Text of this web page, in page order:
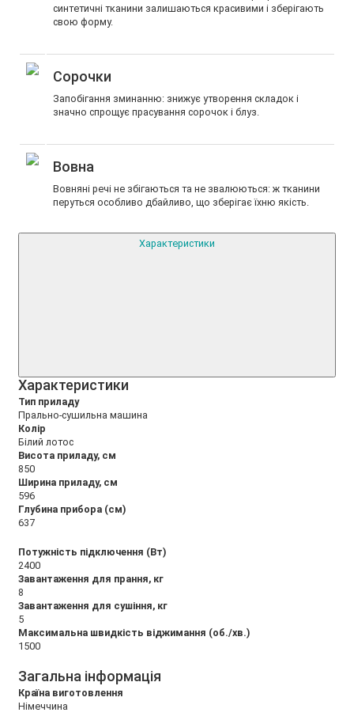
синтетичні тканини залишаються красивими і зберігають
свою форму.
Сорочки
Запобігання зминанню: знижує утворення складок і
значно спрощує прасування сорочок і блуз.
Вовна
Вовняні речі не збігаються та не звалюються: ж тканини
перуться особливо дбайливо, що зберігає їхню якість.
Xарактеристики
Тип приладу
Прально-сушильна машина
Колір
Білий лотос
Висота приладу, см
850
Ширина приладу, см
596
Глубина прибора (см)
637
Потужність підключення (Вт)
2400
Завантаження для прання, кг
8
Завантаження для сушіння, кг
5
Максимальна швидкість віджимання (об./хв.)
1500
Загальна інформація
Країна виготовлення
Німеччина